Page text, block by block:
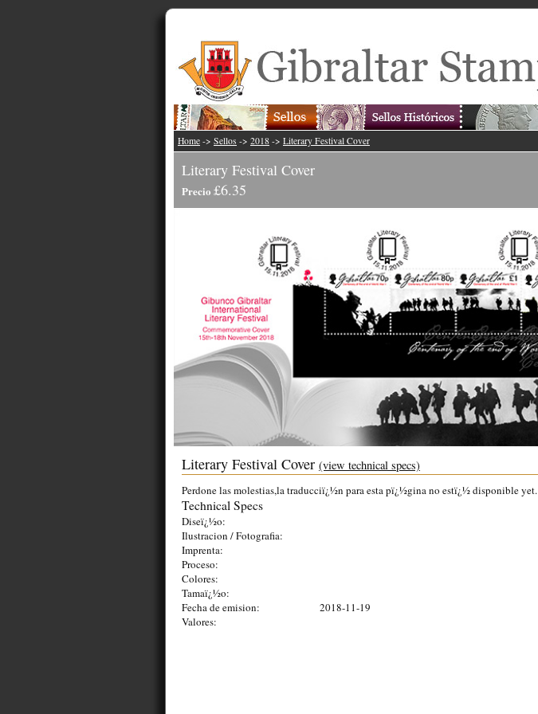
Home -> Sellos -> 2018 -> Literary Festival Cover
Literary Festival Cover
Precio £6.35
Literary Festival Cover (view technical specs)
Perdone las molestias,la traducciï¿½n para esta pï¿½gina no estï¿½ disponible yet.
Technical Specs
Diseï¿½o:
Ilustracion / Fotografia:
Imprenta:
Proceso:
Colores:
Tamaï¿½o:
Fecha de emision:
2018-11-19
Valores: